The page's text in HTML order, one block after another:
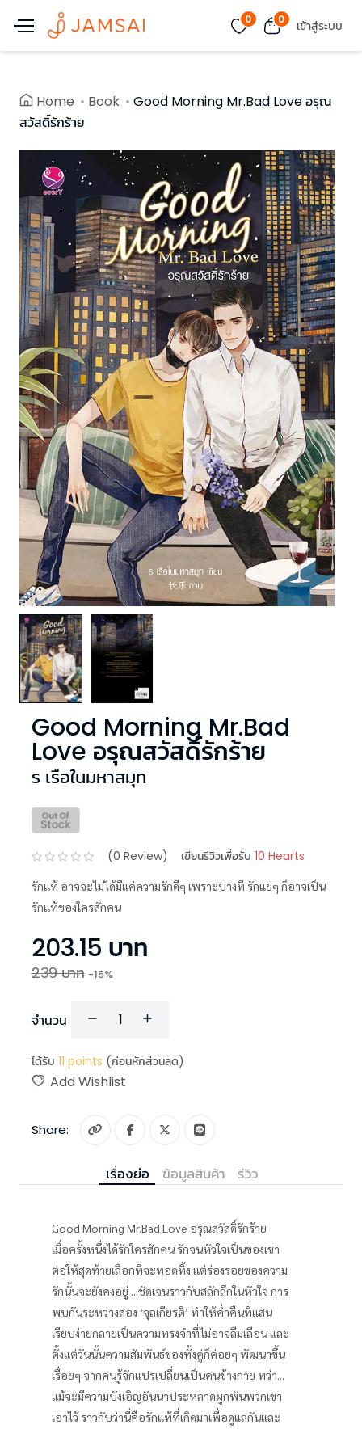
0 0 เข้าสู่ระบบ
Home Book
Good Morning Mr.Bad Love อรุณ
สวัสดิ์รักร้าย
Good Morning Mr.Bad
Love อรุณสวัสดิ์รักร้าย
ร เรือในมหาสมุท
(0 Review) เขียนรีวิวเพื่อรับ 10 Hearts
รักแท้ อาจจะไม่ได้มีแค่ความรักดีๆ เพราะบางที รักแย่ๆ ก็อาจเป็น
รักแท้ของใครสักคน
203.15 บาท
239บาท -15%
จำนวน
ได้รับ 11 points (ก่อนหักส่วนลด)
Add Wishlist
Share:
เรื่องย่อ ข้อมูลสินค้า รีวิว
Good Morning Mr.Bad Love อรุณสวัสดิ์รักร้าย
เมื่อครั้งหนึ่งได้รักใครสักคน รักจนหัวใจเป็นของเขา
ต่อให้สุดท้ายเลือกที่จะทอดทิ้ง แต่ร่องรอยของความ
รักนั้นจะยังคงอยู่ ...ชัดเจนราวกับสลักลึกในหัวใจ การ
พบกันระหว่างสอง ‘จุลเกียรติ’ ทำให้ค่ำคืนที่แสน
เรียบง่ายกลายเป็นความทรงจำที่ไม่อาจลืมเลือน และ
ตั้งแต่วันนั้นความสัมพันธ์ของทั้งคู่ก็ค่อยๆ พัฒนาขึ้น
เรื่อยๆ จากคนรู้จักแปรเปลี่ยนเป็นคนข้างกาย ทว่า...
แม้จะมีความบังเอิญอันน่าประหลาดผูกพันพวกเขา
เอาไว้ ราวกับว่านี่คือรักแท้ที่เกิดมาเพื่อดูแลกันและ